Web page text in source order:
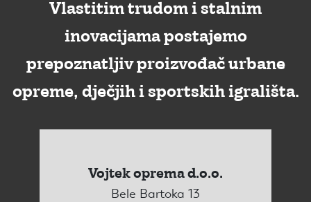
Vlastitim trudom i stalnim
inovacijama postajemo
prepoznatljiv proizvođač urbane
opreme, dječjih i sportskih igrališta.
Vojtek oprema d.o.o.
Bele Bartoka 13